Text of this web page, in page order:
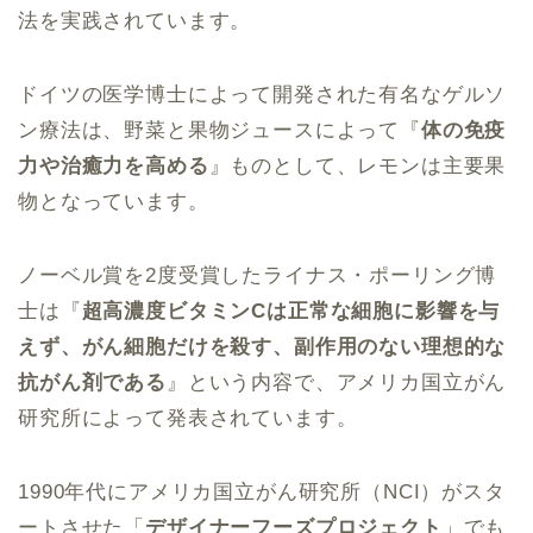
法を実践されています。
ドイツの医学博士によって開発された有名なゲルソ
ン療法は、野菜と果物ジュースによって『体の免疫
力や治癒力を高める 』ものとして、レモンは主要果
物となっています。
ノーベル賞を2度受賞したライナス・ポーリング博
士は『 超高濃度ビタミンCは正常な細胞に影響を与
えず、がん細胞だけを殺す、副作用のない理想的な
抗がん剤である 』という内容で、アメリカ国立がん
研究所によって発表されています。
1990年代にアメリカ国立がん研究所（NCI）がスタ
ートさせた「 デザイナーフーズプロジェクト 」でも